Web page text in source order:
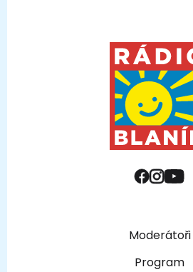
Moderátoři
Program